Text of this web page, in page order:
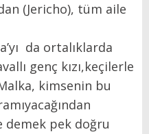
(Jericho), tüm aile
da ortalıklarda
genç kızı,keçilerle
kimsenin bu
demek pek doğru